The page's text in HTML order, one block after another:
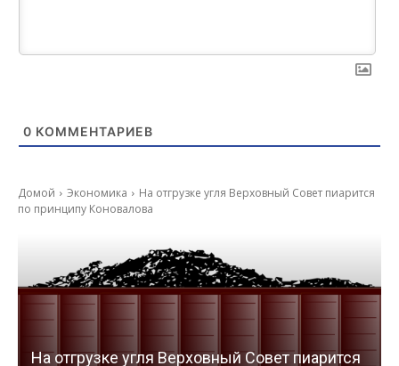
0 КОММЕНТАРИЕВ